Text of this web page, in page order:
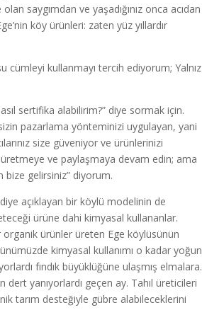
saygımdan ve yaşadığınız onca acıdan
köy ürünleri: zaten yüz yıllardır
cümleyi kullanmayı tercih ediyorum; Yalnız
sertifika alabilirim?” diye sormak için.
pazarlama yönteminizi uygulayan, yani
size güveniyor ve ürünlerinizi
ve paylaşmaya devam edin; ama
bize gelirsiniz” diyorum.
açıklayan bir köylü modelinin de
ürüne dahi kimyasal kullananlar.
organik ürünler üreten Ege köylüsünün
kimyasal kullanımı o kadar yoğun
fındık büyüklüğüne ulaşmış elmalara.
yanıyorlardı geçen ay. Tahıl üreticileri
tarım desteğiyle gübre alabileceklerini